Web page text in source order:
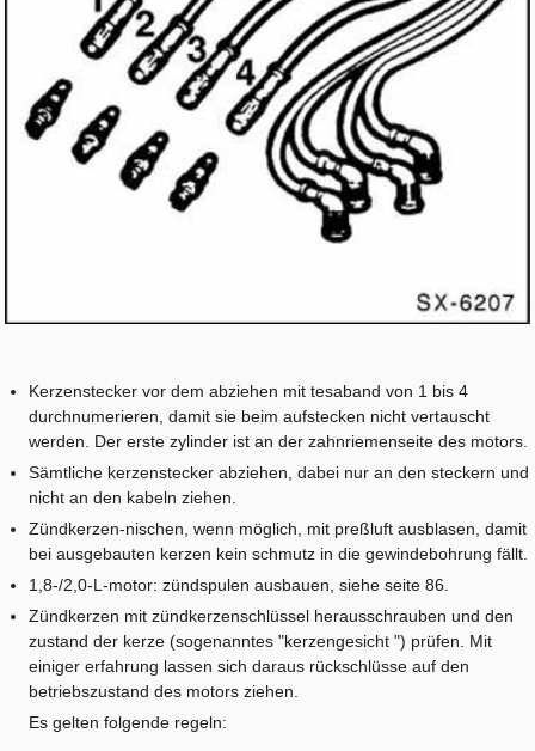
Kerzenstecker vor dem abziehen mit tesaband von 1 bis 4
durchnumerieren, damit sie beim aufstecken nicht vertauscht
werden. Der erste zylinder ist an der zahnriemenseite des motors.
Sämtliche kerzenstecker abziehen, dabei nur an den steckern und
nicht an den kabeln ziehen.
Zündkerzen-nischen, wenn möglich, mit preßluft ausblasen, damit
bei ausgebauten kerzen kein schmutz in die gewindebohrung fällt.
1,8-/2,0-L-motor: zündspulen ausbauen, siehe seite 86.
Zündkerzen mit zündkerzenschlüssel herausschrauben und den
zustand der kerze (sogenanntes "kerzengesicht ") prüfen. Mit
einiger erfahrung lassen sich daraus rückschlüsse auf den
betriebszustand des motors ziehen.
Es gelten folgende regeln: